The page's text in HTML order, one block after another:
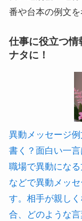
番や台本の例文を
仕事に役立つ情
ナタに！
異動メッセージ
書く？面白い一
職場で異動にな
などで異動メッ
す。相手が親し
合、どのような